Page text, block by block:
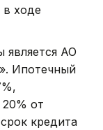
ходе
АО
Ипотечный
от
кредита